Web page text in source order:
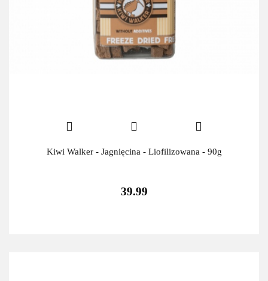
Kiwi Walker - Jagnięcina - Liofilizowana - 90g
39.99